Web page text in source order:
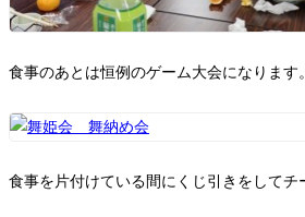
食事のあとは恒例のゲーム大会になります。
食事を片付けている間にくじ引きをしてチ